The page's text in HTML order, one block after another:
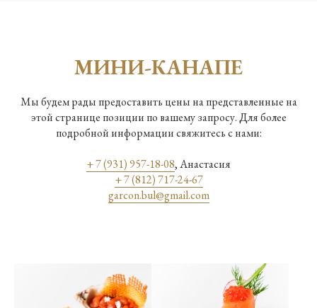
МИНИ-КАНАПЕ
Мы будем рады предоставить цены на представленные на
этой странице позиции по вашему запросу. Для более
подробной информации свяжитесь с нами:
+ 7 (931) 957-18-08, Анастасия
+ 7 (812) 717-24-67
garcon.bul@gmail.com